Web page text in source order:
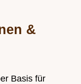
&
Basis für